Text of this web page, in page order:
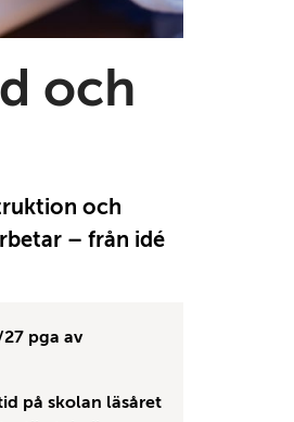
och
och
– från idé
pga av
på skolan läsåret